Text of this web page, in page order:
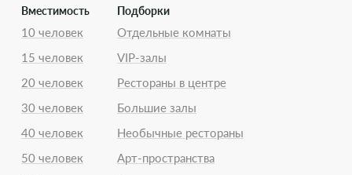
Вместимость
10 человек
15 человек
20 человек
30 человек
40 человек
50 человек
Подборки
Отдельные комнаты
VIP-залы
Рестораны в центре
Большие залы
Необычные рестораны
Арт-пространства